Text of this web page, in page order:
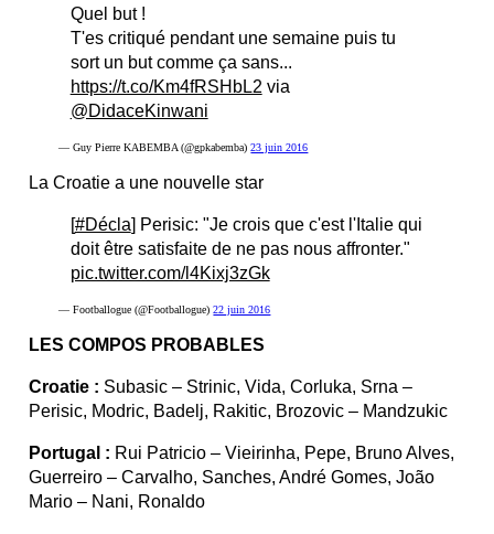
Quel but !
T'es critiqué pendant une semaine puis tu
sort un but comme ça sans...
https://t.co/Km4fRSHbL2 via
@DidaceKinwani
— Guy Pierre KABEMBA (@gpkabemba)23 juin 2016
La Croatie a une nouvelle star
[#Décla] Perisic: "Je crois que c'est l'Italie qui
doit être satisfaite de ne pas nous affronter."
pic.twitter.com/l4Kixj3zGk
— Footballogue (@Footballogue)22 juin 2016
LES COMPOS PROBABLES
Croatie : Subasic – Strinic, Vida, Corluka, Srna –
Perisic, Modric, Badelj, Rakitic, Brozovic – Mandzukic
Portugal : Rui Patricio – Vieirinha, Pepe, Bruno Alves,
Guerreiro – Carvalho, Sanches, André Gomes, João
Mario – Nani, Ronaldo